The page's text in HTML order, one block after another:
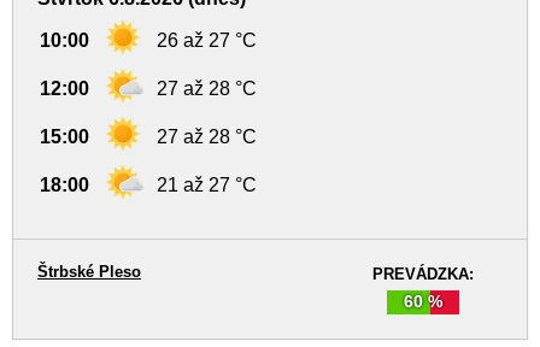
10:00 26 až 27 °C
12:00 27 až 28 °C
15:00 27 až 28 °C
18:00 21 až 27 °C
PREVÁDZKA:
60 %
Štrbské Pleso